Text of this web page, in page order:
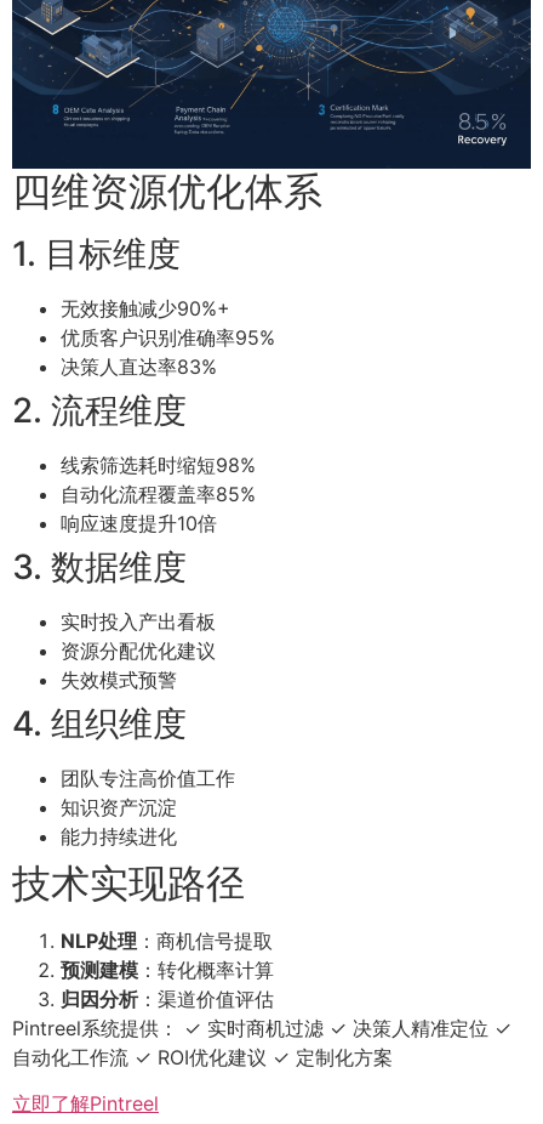
四维资源优化体系
1. 目标维度
无效接触减少90%+
优质客户识别准确率95%
决策人直达率83%
2. 流程维度
线索筛选耗时缩短98%
自动化流程覆盖率85%
响应速度提升10倍
3. 数据维度
实时投入产出看板
资源分配优化建议
失效模式预警
4. 组织维度
团队专注高价值工作
知识资产沉淀
能力持续进化
技术实现路径
NLP处理 ：商机信号提取
预测建模 ：转化概率计算
归因分析：渠道价值评估
Pintreel系统提供： ✓ 实时商机过滤 ✓ 决策人精准定位 ✓
自动化工作流 ✓ ROI优化建议 ✓ 定制化方案
立即了解Pintreel